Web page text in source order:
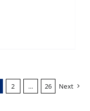
2 … 26 Next